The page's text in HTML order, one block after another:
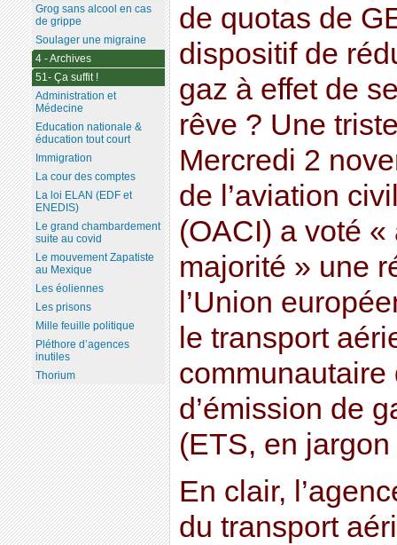
de quotas de
dispositif de
gaz à effet de
rêve ? Une
Mercredi 2
de l’aviation
(OACI) a voté
majorité » une
l’Union
le transport
communautaire
d’émission de
(ETS, en
En clair,
du transport
Grog sans alcool en cas
de grippe
Soulager une migraine
4 - Archives
51- Ça suffit !
Administration et
Médecine
Education nationale &
éducation tout court
Immigration
La cour des comptes
La loi ELAN (EDF et
ENEDIS)
Le grand chambardement
suite au covid
Le mouvement Zapatiste
au Mexique
Les éoliennes
Les prisons
Mille feuille politique
Pléthore d’agences
inutiles
Thorium